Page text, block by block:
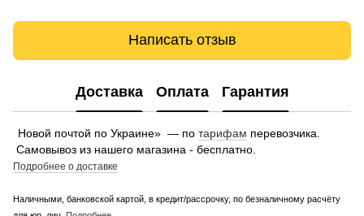
Написать отзыв
Доставка Оплата Гарантия
Новой почтой по Украине» — по тарифам перевозчика.
Самовывоз из нашего магазина - бесплатно.
Подробнее о доставке
Наличными, банковской картой, в кредит/рассрочку, по безналичному расчёту